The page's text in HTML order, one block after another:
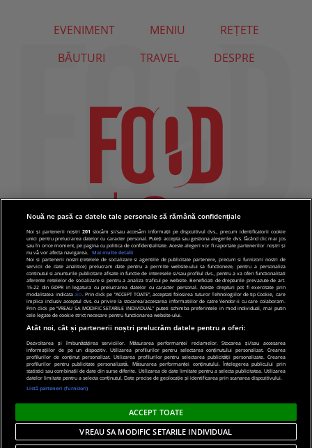
EVENIMENT MENIU
REȚETE
BĂUTURI
TRAVEL DESPRE
© 2019 PRO TV S.R.L |Politica de Cookie|Politica
de confidentialitate
Nouă ne pasă ca datele tale personale să rămână confidențiale
Noi și partenerii noștri201 stocăm și/sau accesăm informații pe dispozitivul dvs., precum identificatorii cookie
unici pentru prelucrarea datelor cu caracter personal. Puteți accepta sau gestiona alegerile dvs. făcând clic mai jos
sau în orice moment, pe pagina cu politica de confidențialitate. Aceste alegeri vor fi raportate partenerilor noștri și
nu vă vor afecta navigarea.
Mai multe detalii
Noi si partenerii nostri (retelele de socializare si agentiile de publicitate partenere, precum si furnizorii nostri de
servicii de date analitice) prelucram date pentru a permite website-ului sa functioneze, pentru a personaliza
continutul si anunturile publicitare afisate in functie de interesele si/sau profilul dvs., pentru a va oferi functionalitati
aferente retelelor de socializare si pentru a analiza traficul pe website. Beneficiati de drepturile prevazute de art.
15-22 din GDPR in legatura cu prelucrarea datelor cu caracter personal. Aceste drepturi pot fi exercitate prin
modalitatea indicata aici. Prin click pe “ACCEPT TOATE”, acceptati folosirea tuturor Tehnologiilor de tip Cookie, care
implica inclusiv acceptul dvs. cu privire la stocarea/accesarea informatiilor de catre Vendor-ii cu care colaboram.
Prin click pe “VREAU SA MODIFIC SETARILE INDIVIDUAL” puteti schimba preferintele in mod individual, mai putin
cele legate de cookie strict necesare pentru functionarea website-ului.
Atât noi, cât și partenerii noștri prelucrăm datele pentru a oferi:
Dezvoltarea și îmbunătățirea serviciilor. Măsurarea performanței reclamelor. Stocarea și/sau accesarea
informațiilor de pe un dispozitiv. Utilizarea profilurilor pentru selectarea conținutului personalizat. Crearea
profilurilor de conținut personalizat. Utilizarea profilurilor pentru selectarea publicității personalizate. Crearea
profilurilor pentru publicitate personalizată. Măsurarea performanței conținutului. Înțelegerea publicului prin
statistici sau combinații de date din surse diferite. Utilizarea de date limitate pentru a selecta publicitatea. Utilizarea
datelor limitate pentru a selecta conținutul. Date precise de geolocație și identificarea prin scanarea dispozitivului.
Listă parteneri (furnizori)
ACCEPT TOATE
VREAU SA MODIFIC SETARILE INDIVIDUAL